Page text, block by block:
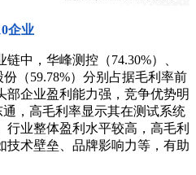
企业
，华峰测控（74.30%）、
（59.78%）分别占据毛利率前
部企业盈利能力强，竞争优势明
，高毛利率显示其在测试系统
业整体盈利水平较高，高毛利
技术壁垒、品牌影响力等，有助